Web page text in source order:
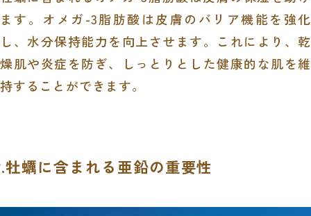
ます。オメガ-3脂肪酸は皮膚のバリア機能を強化
し、水分保持能力を向上させます。これにより、乾
燥肌や炎症を防ぎ、しっとりとした健康的な肌を維
持することができます。
牡蠣に含まれる亜鉛の重要性